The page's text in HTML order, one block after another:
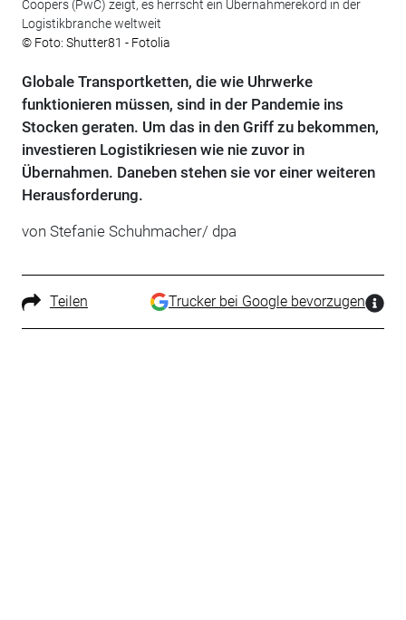
Coopers (PwC) zeigt, es herrscht ein Übernahmerekord in der
Logistikbranche weltweit
© Foto: Shutter81 - Fotolia
Globale Transportketten, die wie Uhrwerke
funktionieren müssen, sind in der Pandemie ins
Stocken geraten. Um das in den Griff zu bekommen,
investieren Logistikriesen wie nie zuvor in
Übernahmen. Daneben stehen sie vor einer weiteren
Herausforderung.
von Stefanie Schuhmacher/ dpa
Teilen Trucker bei Google bevorzugen